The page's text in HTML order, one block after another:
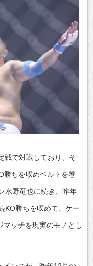
戦で対戦しており、そ
勝ちを収めベルトを巻
水野竜也に続き、昨年
KO勝ちを収めて、ケー
マッチを現実のモノとし